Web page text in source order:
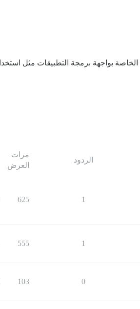
بواجهة برمجة التطبيقات مثل
الردود
مرات
العرض
1
625
1
555
0
103